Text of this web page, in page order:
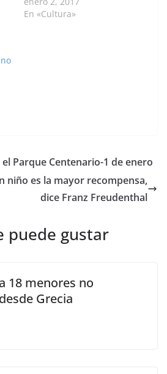
En «Cultura»
Parque Centenario-1 de enero
niño es la mayor recompensa,
dice Franz Freudenthal
puede gustar
18 menores no
Grecia